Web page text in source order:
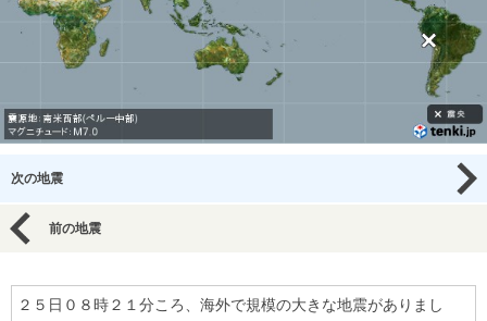
次の地震
前の地震
２５日０８時２１分ころ、海外で規模の大きな地震がありまし